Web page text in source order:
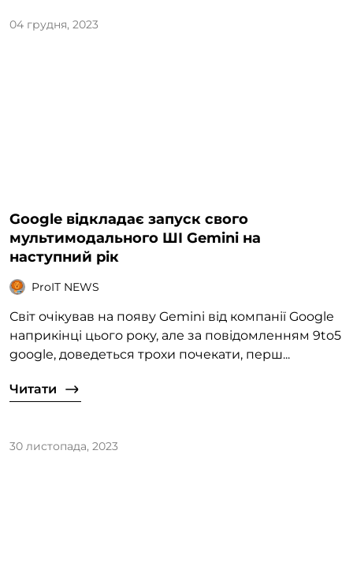
04 грудня, 2023
Google відкладає запуск свого
мультимодального ШІ Gemini на
наступний рік
ProIT NEWS
Світ очікував на появу Gemini від компанії Google
наприкінці цього року, але за повідомленням 9to5
google, доведеться трохи почекати, перш...
Читати
30 листопада, 2023